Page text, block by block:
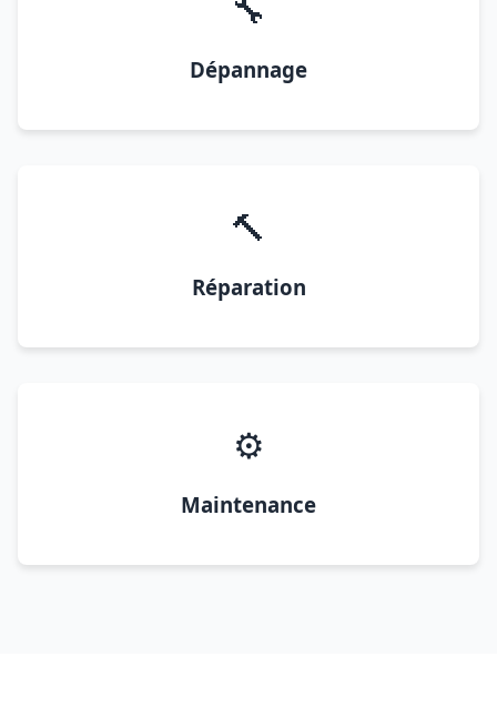
Dépannage
🔨
Réparation
⚙️
Maintenance